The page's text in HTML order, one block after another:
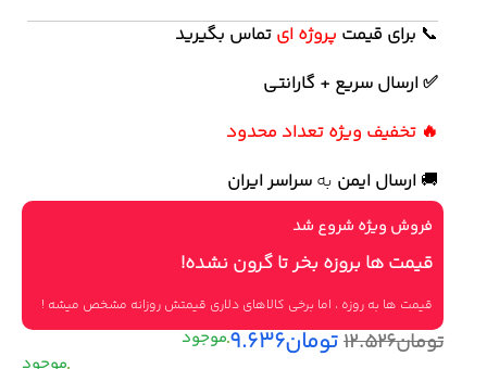
📞 برای قیمت پروژه ای تماس بگیرید
✅ ارسال سریع + گارانتی
🔥 تخفیف ویژه تعداد محدود
🚚 ارسال ایمن به سراسر ایران
فروش ویژه شروع شد
قیمت ها بروزه بخر تا گرون نشده!
قیمت ها به روزه ، اما برخی کالاهای دلاری قیمتش روزانه مشخص میشه !
تومان۱۲.۵۲۶تومان۹.۶۳۶